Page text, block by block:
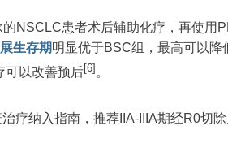
NSCLC患者术后辅助化疗，再使用
生存期明显优于BSC组，最高可以降
可以改善预后[6] 。
疗纳入指南，推荐IIA-IIIA期经R0切